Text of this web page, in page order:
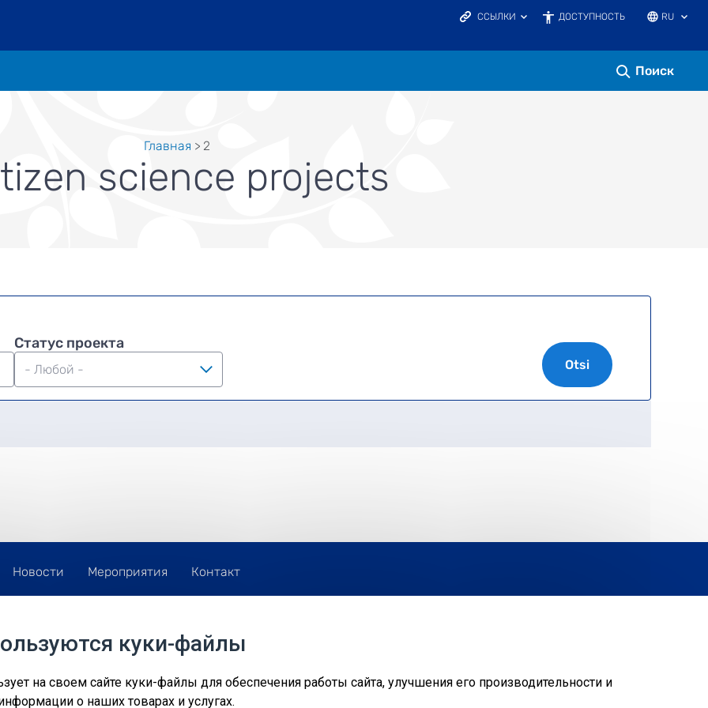
ССЫЛКИ
ЭКОЛОГИЧЕСКОЕ ОБРАЗОВАНИЕ
ДОСТУПНОСТЬ RU
Поиск
Главная 2
science projects
Статус проекта
Новости Мероприятия Контакт
Домашнюю страницу администрирует Агентство окружающей
среды совместно с другими сотрудниками сферы
куки-файлы
на своем сайте куки-файлы для обеспечения работы сайта, улучшения его производительности и
о наших товарах и услугах.